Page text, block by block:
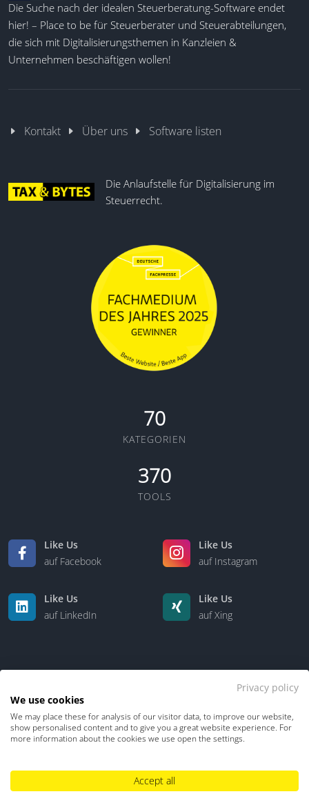
Die Suche nach der idealen Steuerberatung-Software endet
hier! – Place to be für Steuerberater und Steuerabteilungen,
die sich mit Digitalisierungsthemen in Kanzleien &
Unternehmen beschäftigen wollen!
Kontakt Über uns Software listen
Die Anlaufstelle für Digitalisierung im
Steuerrecht.
70
KATEGORIEN
370
TOOLS
Like Us
auf Facebook
Like Us
auf Instagram
Like Us
auf LinkedIn
Like Us
auf Xing
Kontakt Über uns
Impressum
Privacy policy
We use cookies
We may place these for analysis of our visitor data, to improve our website,
show personalised content and to give you a great website experience. For
more information about the cookies we use open the settings.
Accept all